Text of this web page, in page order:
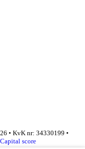
• KvK nr: 34330199 •
score